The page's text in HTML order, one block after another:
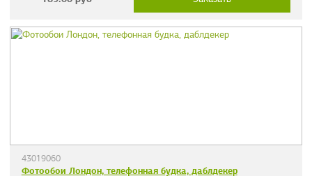
43019060
Фотообои Лондон, телефонная будка, даблдекер